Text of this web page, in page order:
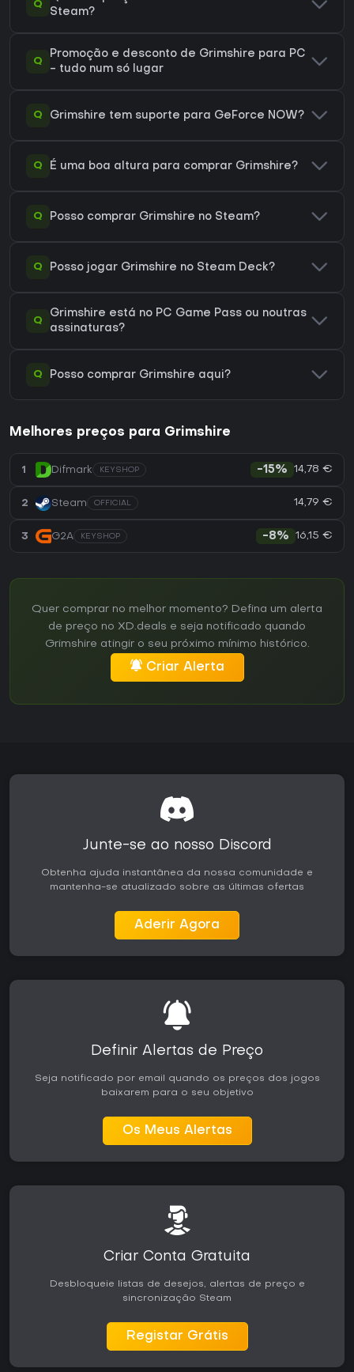
Q
Steam?
Q
Promoção e desconto de Grimshire para PC
- tudo num só lugar
Q Grimshire tem suporte para GeForce NOW?
Q É uma boa altura para comprar Grimshire?
Q Posso comprar Grimshire no Steam?
Q Posso jogar Grimshire no Steam Deck?
Q
Grimshire está no PC Game Pass ou noutras
assinaturas?
Q Posso comprar Grimshire aqui?
Melhores preços para Grimshire
1 Difmark KEYSHOP -15% 14,78 €
2 Steam OFFICIAL 14,79 €
3 G2A KEYSHOP -8% 16,15 €
Quer comprar no melhor momento? Defina um alerta
de preço no XD.deals e seja notificado quando
Grimshire atingir o seu próximo mínimo histórico.
Criar Alerta
Junte-se ao nosso Discord
Obtenha ajuda instantânea da nossa comunidade e
mantenha-se atualizado sobre as últimas ofertas
Aderir Agora
Definir Alertas de Preço
Seja notificado por email quando os preços dos jogos
baixarem para o seu objetivo
Os Meus Alertas
Criar Conta Gratuita
Desbloqueie listas de desejos, alertas de preço e
sincronização Steam
Registar Grátis